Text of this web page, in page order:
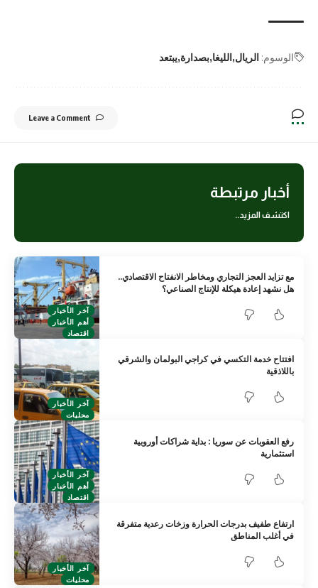
الوسوم: الريال الليغا بصدارة يبتعد
Leave a Comment
أخبار مرتبطة
اكتشف المزيد..
آخر الأخبار
أهم الأخبار
اقتصاد
مع تزايد العجز التجاري ومخاطر الانفتاح الاقتصادي..
هل نشهد إعادة هيكلة للإنتاج الصناعي؟
آخر الأخبار
محليات
افتتاح خدمة التكسي في كراجي البولمان والشرقي
باللاذقية
آخر الأخبار
أهم الأخبار
اقتصاد
رفع العقوبات عن سوريا : بداية شراكات أوروبية
استثمارية
آخر الأخبار
محليات
ارتفاع طفيف بدرجات الحرارة وزخات رعدية متفرقة
في أغلب المناطق